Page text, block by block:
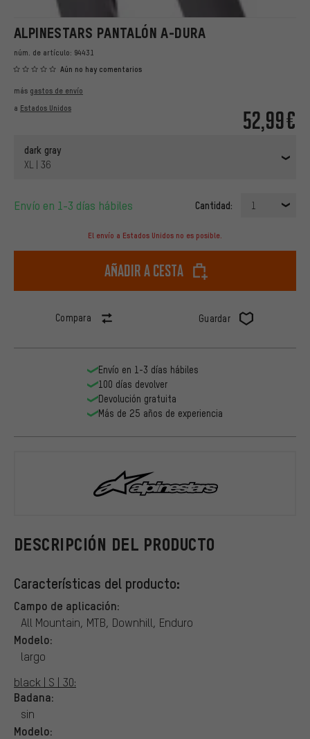
ALPINESTARS PANTALÓN A-DURA
núm. de artículo: 94431
Aún no hay comentarios
52,99€
más gastos de envío
a Estados Unidos
dark gray
XL | 36
Envío en 1-3 días hábiles Cantidad: 1
El envío a Estados Unidos no es posible.
Añadir a cesta
Compara Guardar
DESCRIPCIÓN DEL PRODUCTO
Características del producto:
Campo de aplicación:
All Mountain, MTB, Downhill, Enduro
Modelo:
largo
black | S | 30:
Badana:
sin
Modelo:
Envío en 1-3 días hábiles
100 días devolver
Devolución gratuita
Más de 25 años de experiencia
alpinestars